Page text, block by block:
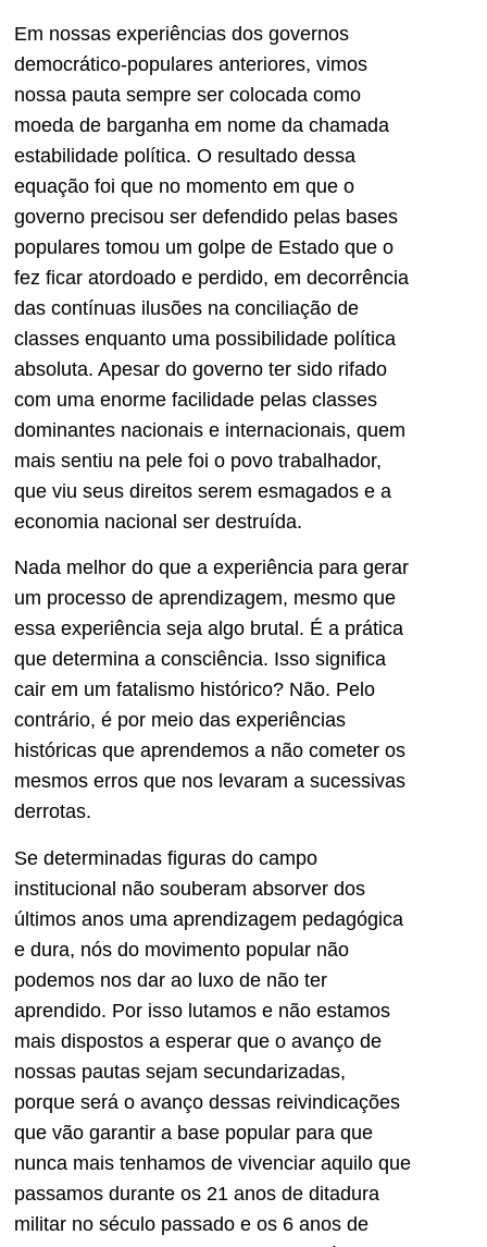
Em nossas experiências dos governos
democrático-populares anteriores, vimos
nossa pauta sempre ser colocada como
moeda de barganha em nome da chamada
estabilidade política. O resultado dessa
equação foi que no momento em que o
governo precisou ser defendido pelas bases
populares tomou um golpe de Estado que o
fez ficar atordoado e perdido, em decorrência
das contínuas ilusões na conciliação de
classes enquanto uma possibilidade política
absoluta. Apesar do governo ter sido rifado
com uma enorme facilidade pelas classes
dominantes nacionais e internacionais, quem
mais sentiu na pele foi o povo trabalhador,
que viu seus direitos serem esmagados e a
economia nacional ser destruída.
Nada melhor do que a experiência para gerar
um processo de aprendizagem, mesmo que
essa experiência seja algo brutal. É a prática
que determina a consciência. Isso significa
cair em um fatalismo histórico? Não. Pelo
contrário, é por meio das experiências
históricas que aprendemos a não cometer os
mesmos erros que nos levaram a sucessivas
derrotas.
Se determinadas figuras do campo
institucional não souberam absorver dos
últimos anos uma aprendizagem pedagógica
e dura, nós do movimento popular não
podemos nos dar ao luxo de não ter
aprendido. Por isso lutamos e não estamos
mais dispostos a esperar que o avanço de
nossas pautas sejam secundarizadas,
porque será o avanço dessas reivindicações
que vão garantir a base popular para que
nunca mais tenhamos de vivenciar aquilo que
passamos durante os 21 anos de ditadura
militar no século passado e os 6 anos de